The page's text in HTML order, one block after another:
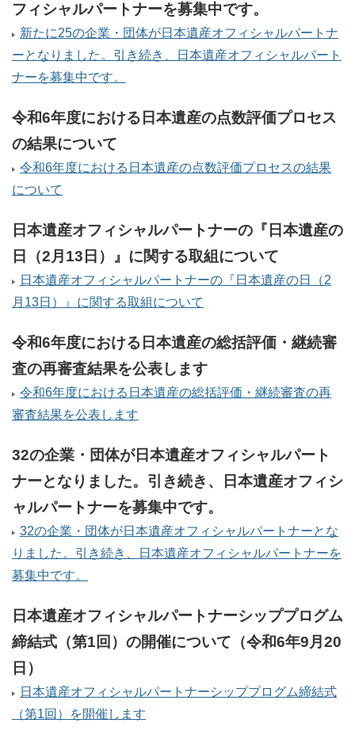
フィシャルパートナーを募集中です。
新たに25の企業・団体が日本遺産オフィシャルパートナ
ーとなりました。引き続き、日本遺産オフィシャルパート
ナーを募集中です。
令和6年度における日本遺産の点数評価プロセス
の結果について
令和6年度における日本遺産の点数評価プロセスの結果
について
日本遺産オフィシャルパートナーの『日本遺産の
日（2月13日）』に関する取組について
日本遺産オフィシャルパートナーの『日本遺産の日（2
月13日）』に関する取組について
令和6年度における日本遺産の総括評価・継続審
査の再審査結果を公表します
令和6年度における日本遺産の総括評価・継続審査の再
審査結果を公表します
32の企業・団体が日本遺産オフィシャルパート
ナーとなりました。引き続き、日本遺産オフィシ
ャルパートナーを募集中です。
32の企業・団体が日本遺産オフィシャルパートナーとな
りました。引き続き、日本遺産オフィシャルパートナーを
募集中です。
日本遺産オフィシャルパートナーシッププログム
締結式（第1回）の開催について（令和6年9月20
日）
日本遺産オフィシャルパートナーシッププログム締結式
（第1回）を開催します